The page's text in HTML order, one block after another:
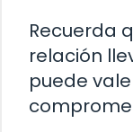
Recuerda
relación
puede